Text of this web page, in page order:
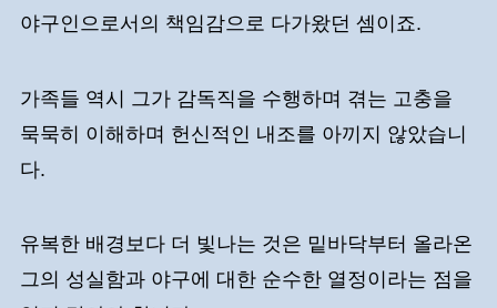
야구인으로서의 책임감으로 다가왔던 셈이죠.
가족들 역시 그가 감독직을 수행하며 겪는 고충을
묵묵히 이해하며 헌신적인 내조를 아끼지 않았습니
다.
유복한 배경보다 더 빛나는 것은 밑바닥부터 올라온
그의 성실함과 야구에 대한 순수한 열정이라는 점을